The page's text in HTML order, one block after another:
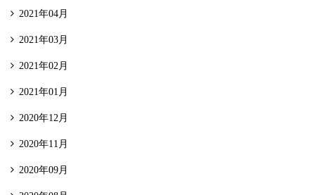
2021年04月
2021年03月
2021年02月
2021年01月
2020年12月
2020年11月
2020年09月